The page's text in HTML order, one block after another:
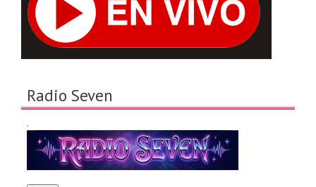
Radio Seven
.